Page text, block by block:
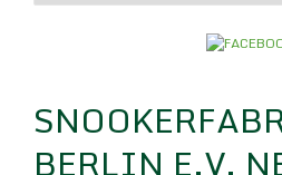
BERLIN E.V.